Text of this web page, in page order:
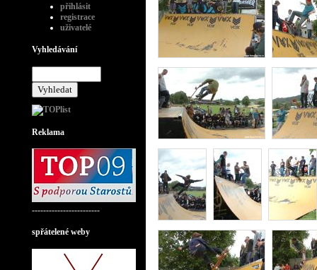
---------------------
Modní přehlídka návrháře
Bruno Banani
Poslední rozloučení s rádiem
Wave 28.1.09
Koncert CHCI WAVE
ZPĚT!třetí nedožité FM
narozeniny Radia Wave, Praha
Retro Music Hall
přihlásit
registrace
uživatelé
Vyhledávání
Reklama
------------------------
spřátelené weby